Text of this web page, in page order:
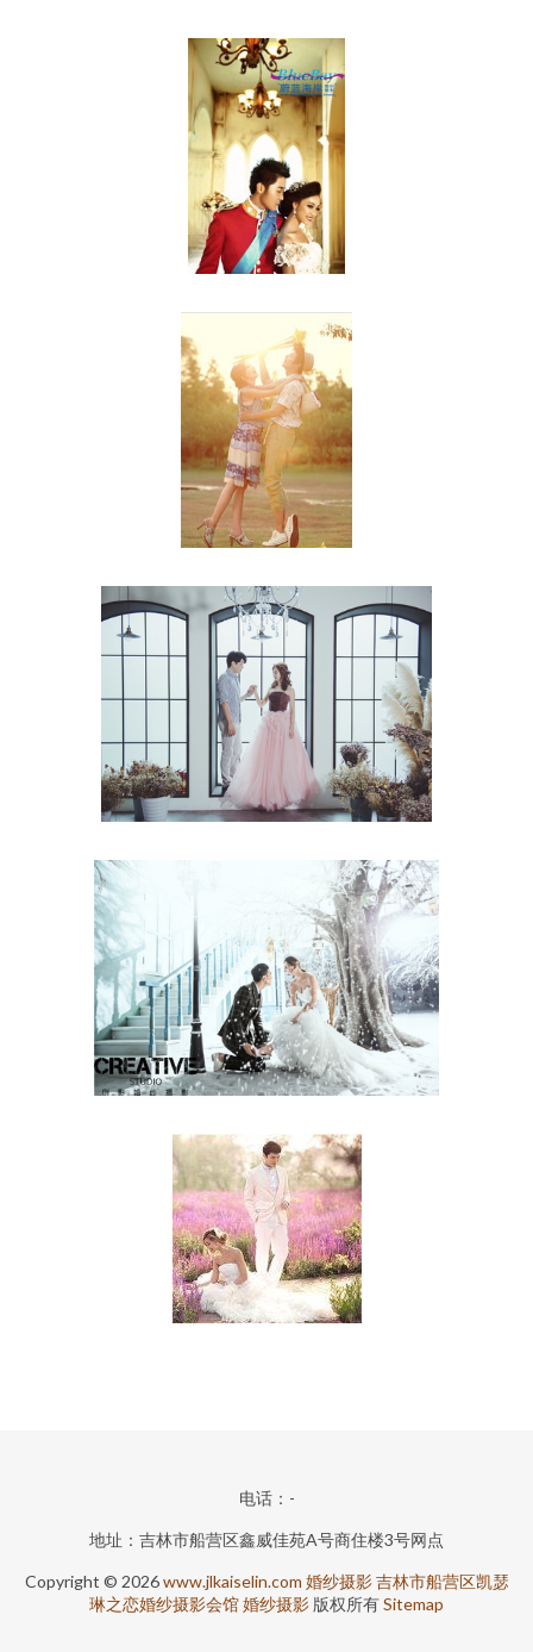
电话：-
地址：吉林市船营区鑫威佳苑A号商住楼3号网点
Copyright © 2026www.jlkaiselin.com 婚纱摄影 吉林市船营区凯瑟
琳之恋婚纱摄影会馆婚纱摄影 版权所有Sitemap